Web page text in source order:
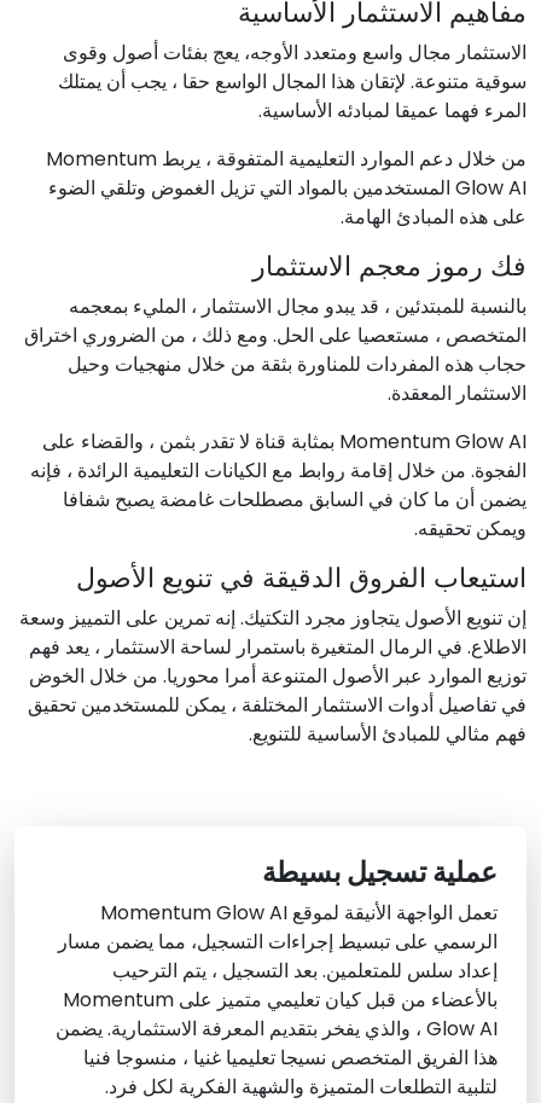
مفاهيم الاستثمار الأساسية
الاستثمار مجال واسع ومتعدد الأوجه، يعج بفئات أصول وقوى
سوقية متنوعة. لإتقان هذا المجال الواسع حقا ، يجب أن يمتلك
المرء فهما عميقا لمبادئه الأساسية.
من خلال دعم الموارد التعليمية المتفوقة ، يربط Momentum
Glow AI المستخدمين بالمواد التي تزيل الغموض وتلقي الضوء
على هذه المبادئ الهامة.
فك رموز معجم الاستثمار
بالنسبة للمبتدئين ، قد يبدو مجال الاستثمار ، المليء بمعجمه
المتخصص ، مستعصيا على الحل. ومع ذلك ، من الضروري اختراق
حجاب هذه المفردات للمناورة بثقة من خلال منهجيات وحيل
الاستثمار المعقدة.
Momentum Glow AI بمثابة قناة لا تقدر بثمن ، والقضاء على
الفجوة. من خلال إقامة روابط مع الكيانات التعليمية الرائدة ، فإنه
يضمن أن ما كان في السابق مصطلحات غامضة يصبح شفافا
ويمكن تحقيقه.
استيعاب الفروق الدقيقة في تنويع الأصول
إن تنويع الأصول يتجاوز مجرد التكتيك. إنه تمرين على التمييز وسعة
الاطلاع. في الرمال المتغيرة باستمرار لساحة الاستثمار ، يعد فهم
توزيع الموارد عبر الأصول المتنوعة أمرا محوريا. من خلال الخوض
في تفاصيل أدوات الاستثمار المختلفة ، يمكن للمستخدمين تحقيق
فهم مثالي للمبادئ الأساسية للتنويع.
عملية تسجيل بسيطة
تعمل الواجهة الأنيقة لموقع Momentum Glow AI
الرسمي على تبسيط إجراءات التسجيل، مما يضمن مسار
إعداد سلس للمتعلمين. بعد التسجيل ، يتم الترحيب
بالأعضاء من قبل كيان تعليمي متميز على Momentum
Glow AI ، والذي يفخر بتقديم المعرفة الاستثمارية. يضمن
هذا الفريق المتخصص نسيجا تعليميا غنيا ، منسوجا فنيا
لتلبية التطلعات المتميزة والشهية الفكرية لكل فرد.